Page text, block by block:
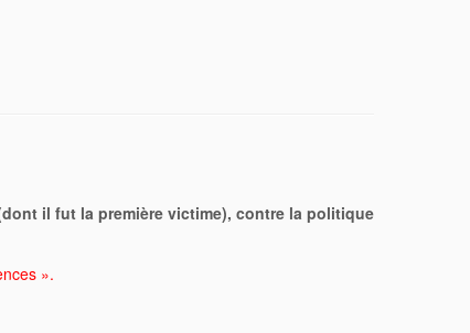
il fut la première victime), contre la politique
».